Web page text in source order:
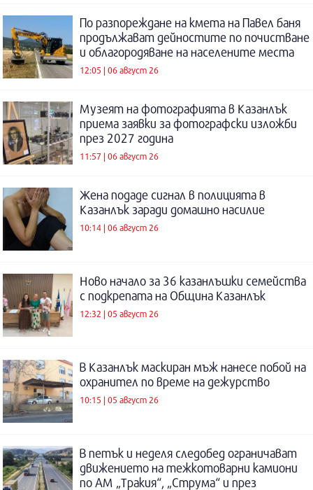
По разпореждане на кмета на Павел баня
продължават дейностите по почистване
и облагородяване на населените места
12:05 | 06 август 26
Музеят на фотографията в Казанлък
приема заявки за фотографски изложби
през 2027 година
11:57 | 06 август 26
Жена подаде сигнал в полицията в
Казанлък заради домашно насилие
10:14 | 06 август 26
Ново начало за 36 казанлъшки семейства
с подкрепата на Община Казанлък
12:32 | 05 август 26
В Казанлък маскиран мъж нанесе побой на
охранител по време на дежурство
10:15 | 05 август 26
В петък и неделя следобед ограничават
движението на тежкотоварни камиони
по АМ „Тракия“, „Струма“ и през